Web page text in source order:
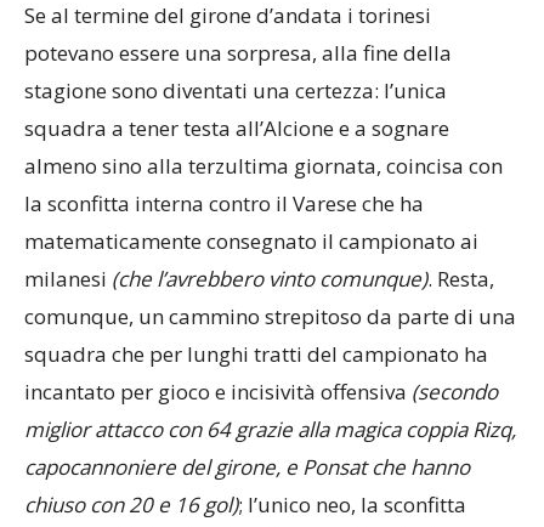
Se al termine del girone d’andata i torinesi
potevano essere una sorpresa, alla fine della
stagione sono diventati una certezza: l’unica
squadra a tener testa all’Alcione e a sognare
almeno sino alla terzultima giornata, coincisa con
la sconfitta interna contro il Varese che ha
matematicamente consegnato il campionato ai
milanesi (che l’avrebbero vinto comunque). Resta,
comunque, un cammino strepitoso da parte di una
squadra che per lunghi tratti del campionato ha
incantato per gioco e incisività offensiva (secondo
miglior attacco con 64 grazie alla magica coppia Rizq,
capocannoniere del girone, e Ponsat che hanno
chiuso con 20 e 16 gol); l’unico neo, la sconfitta